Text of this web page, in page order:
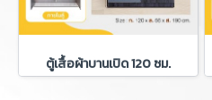
ตู้เสื้อผ้าบานเปิด 120 ซม.